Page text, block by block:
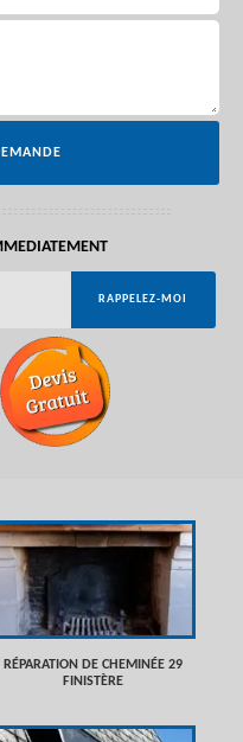
RÉPARATION DE CHEMINÉE 29
FINISTÈRE